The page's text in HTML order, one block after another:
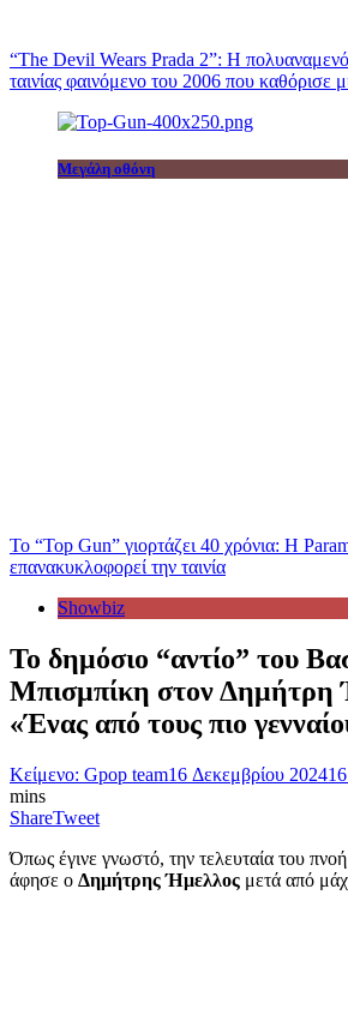
“The Devil Wears Prada 2”: Η
ταινίας φαινόμενο του 2006 που καθόρισε
Μεγάλη οθόνη
Το “Top Gun” γιορτάζει 40 χρόνια: Η
επανακυκλοφορεί την ταινία
Showbiz
Το δημόσιο “αντίο” του
Μπισμπίκη στον Δημήτρη
«Ένας από τους πιο
Κείμενο: Gpop team16 Δεκεμβρίου 2024
mins
ShareTweet
Όπως έγινε γνωστό, την τελευταία του
άφησε ο Δημήτρης Ήμελλος μετά από